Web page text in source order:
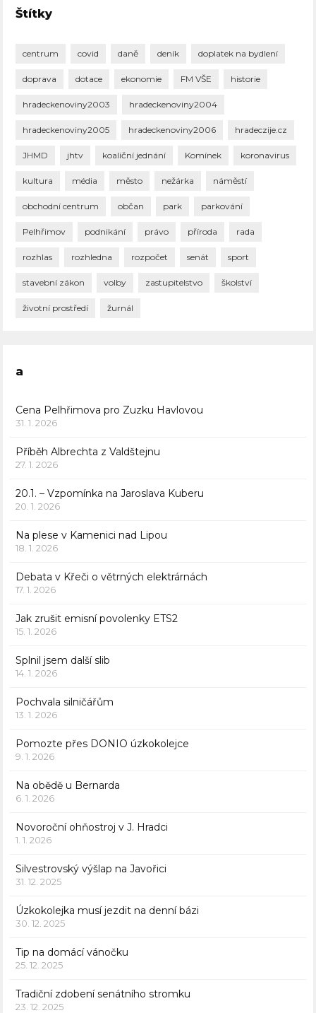
Štítky
centrum covid daně deník doplatek na bydlení
doprava dotace ekonomie FM VŠE historie
hradeckenoviny2003 hradeckenoviny2004
hradeckenoviny2005 hradeckenoviny2006 hradeczije.cz
JHMD jhtv koaliční jednání Komínek koronavirus
kultura média město nežárka náměstí
obchodní centrum občan park parkování
Pelhřimov podnikání právo příroda rada
rozhlas rozhledna rozpočet senát sport
stavební zákon volby zastupitelstvo školství
životní prostředí žurnál
a
Cena Pelhřimova pro Zuzku Havlovou
31. 1. 2026
Příběh Albrechta z Valdštejnu
27. 1. 2026
20.1. – Vzpomínka na Jaroslava Kuberu
20. 1. 2026
Na plese v Kamenici nad Lipou
18. 1. 2026
Debata v Křeči o větrných elektrárnách
17. 1. 2026
Jak zrušit emisní povolenky ETS2
15. 1. 2026
Splnil jsem další slib
14. 1. 2026
Pochvala silničářům
13. 1. 2026
Pomozte přes DONIO úzkokolejce
9. 1. 2026
Na obědě u Bernarda
6. 1. 2026
Novoroční ohňostroj v J. Hradci
1. 1. 2026
Silvestrovský výšlap na Javořici
31. 12. 2025
Úzkokolejka musí jezdit na denní bázi
30. 12. 2025
Tip na domácí vánočku
25. 12. 2025
Tradiční zdobení senátního stromku
23. 12. 2025